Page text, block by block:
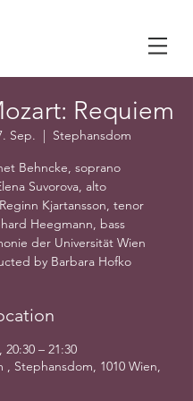
Requiem
Sep.
  |
Stephansdom
Behncke, soprano
Suvorova, alto
Kjartansson, tenor
Heegmann, bass
der Universität Wien
20:30 – 21:30
, Stephansdom, 1010 Wien,